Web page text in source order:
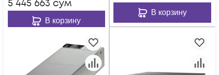
5 445 663 сум
В корзину
В корзину